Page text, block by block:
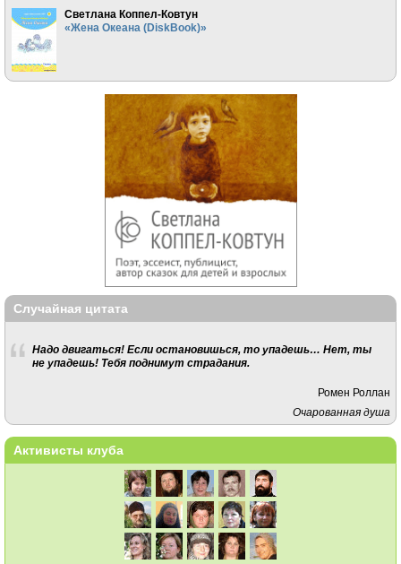
Светлана Коппел-Ковтун
«Жена Океана (DiskBook)»
Случайная цитата
Надо двигаться! Если остановишься, то упадешь… Нет, ты
не упадешь! Тебя поднимут страдания.
Ромен Роллан
Очарованная душа
Активисты клуба